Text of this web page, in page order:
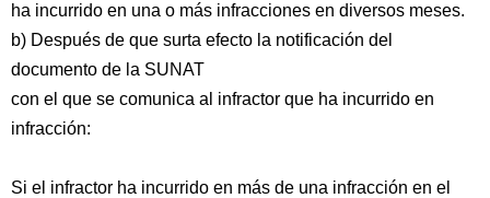
ha incurrido en una o más infracciones en diversos meses.
b) Después de que surta efecto la notificación del
documento de la SUNAT
con el que se comunica al infractor que ha incurrido en
infracción:
Si el infractor ha incurrido en más de una infracción en el